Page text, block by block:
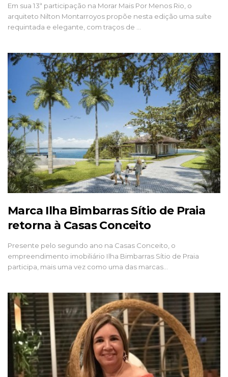
Em sua 13ª participação na Morar Mais Por Menos Rio, o
arquiteto Nilton Montarroyos propõe nesta edição uma suíte
requintada e elegante, com traços de …
Marca Ilha Bimbarras Sítio de Praia
retorna à Casas Conceito
Presente pelo segundo ano na Casas Conceito, o
empreendimento imobiliário Ilha Bimbarras Sítio de Praia
participa, mais uma vez como uma das marcas…